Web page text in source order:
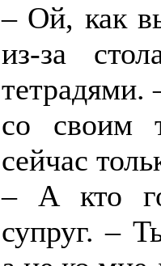
– Ой, как
из-за
тетрадями.
со своим
сейчас
– А кто
супруг. –